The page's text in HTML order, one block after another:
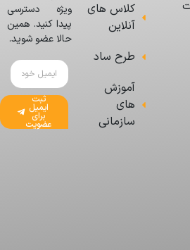
کلاس های
آنلاین
طرح ساد
آموزش
های
سازمانی
ویژه دسترسی
پیدا کنید. همین
حالا عضو شوید.
ثبت
ایمیل
برای
عضویت